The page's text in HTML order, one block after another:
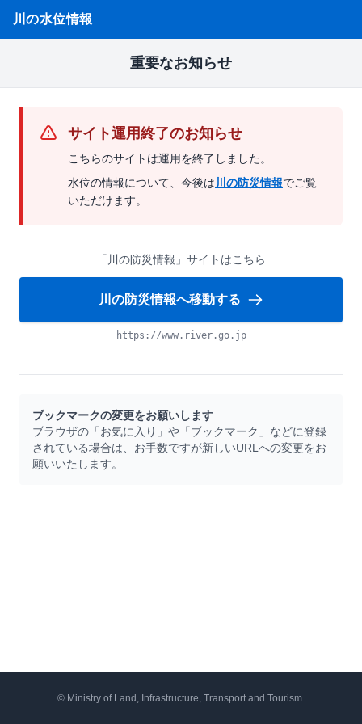
川の水位情報
重要なお知らせ
サイト運用終了のお知らせ
こちらのサイトは運用を終了しました。
水位の情報について、今後は川の防災情報でご覧
いただけます。
「川の防災情報」サイトはこちら
川の防災情報へ移動する
https://www.river.go.jp
ブックマークの変更をお願いします
ブラウザの「お気に入り」や「ブックマーク」などに登録
されている場合は、お手数ですが新しいURLへの変更をお
願いいたします。
© Ministry of Land, Infrastructure, Transport and Tourism.